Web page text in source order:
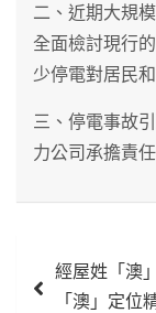
二、近期大規
全面檢討現行
少停電對居民
三、停電事故
力公司承擔責
章 經屋姓「澳
「澳」定位